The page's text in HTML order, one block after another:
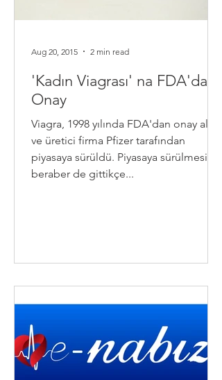
'Kadın Viagrası' na FDA'dan
Onay
Viagra, 1998 yılında FDA'dan onay aldı
ve üretici firma Pfizer tarafından
piyasaya sürüldü. Piyasaya sürülmesiyle
beraber de gittikçe...
Aug 20, 2015 2 min read